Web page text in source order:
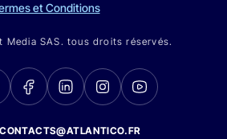
et Conditions
Media SAS. tous droits réservés.